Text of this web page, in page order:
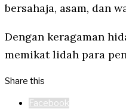
bersahaja, asam, dan
Dengan keragaman
memikat lidah para
Share this
Facebook